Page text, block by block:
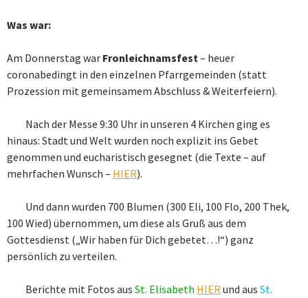
Was war:
Am Donnerstag war Fronleichnamsfest– heuer
coronabedingt in den einzelnen Pfarrgemeinden (statt
Prozession mit gemeinsamem Abschluss & Weiterfeiern).
Nach der Messe 9:30 Uhr in unseren 4 Kirchen ging es
hinaus: Stadt und Welt wurden noch explizit ins Gebet
genommen und eucharistisch gesegnet (die Texte – auf
mehrfachen Wunsch – HIER).
Und dann wurden 700 Blumen (300 Eli, 100 Flo, 200 Thek,
100 Wied) übernommen, um diese als Gruß aus dem
Gottesdienst („Wir haben für Dich gebetet…!“) ganz
persönlich zu verteilen.
Berichte mit Fotos aus St. Elisabeth HIERund aus St.